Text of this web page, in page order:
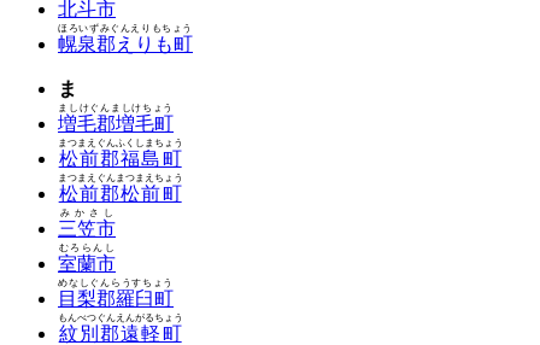
北斗市
幌泉郡えりも町
ほろいずみぐんえりもちょう
ま
増毛郡増毛町
ましけぐんましけちょう
松前郡福島町
まつまえぐんふくしまちょう
松前郡松前町
まつまえぐんまつまえちょう
三笠市
みかさし
室蘭市
むろらんし
目梨郡羅臼町
めなしぐんらうすちょう
紋別郡遠軽町
もんべつぐんえんがるちょう